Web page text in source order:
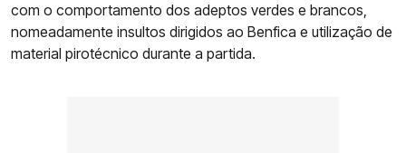
com o comportamento dos adeptos verdes e brancos,
nomeadamente insultos dirigidos ao Benfica e utilização de
material pirotécnico durante a partida.